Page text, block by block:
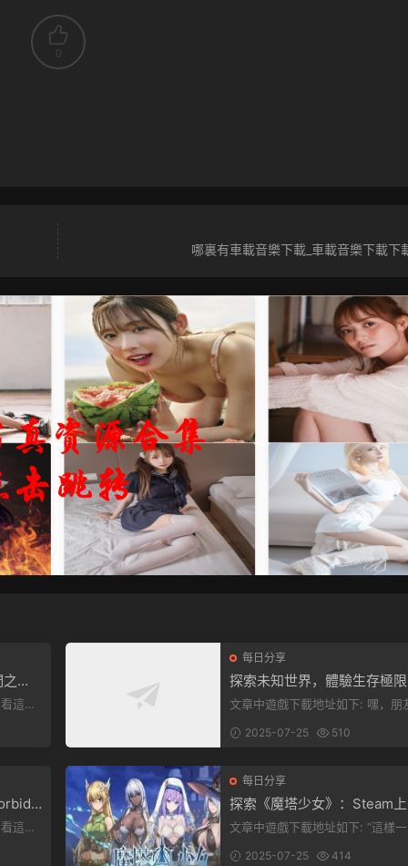
0
哪裏有車載音樂下載_車載音樂下載下
每日分享
探索未知世界，體驗生存極限
《方舟：生存飛升》v38.9中
文章中遊戲下載地址如下: 嘿，朋友
遊戲超火...
2025-07-25 510
式
每日分享
探索《魔塔少女》：Steam
美少女自走棋，戰鬥與策略的
文章中遊戲下載地址如下: “這樣一來，
2025-07-25 414